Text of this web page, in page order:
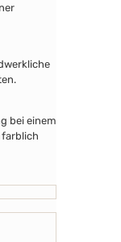
bei einem
farblich